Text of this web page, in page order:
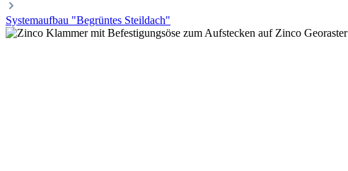
Systemaufbau "Begrüntes Steildach"